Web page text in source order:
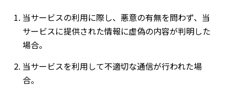
当サービスの利用に際し、悪意の有無を問わず、当
サービスに提供された情報に虚偽の内容が判明した
場合。
当サービスを利用して不適切な通信が行われた場
合。